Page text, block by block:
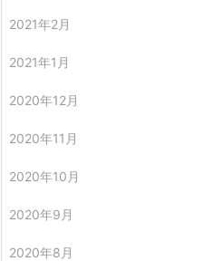
2021年2月
2021年1月
2020年12月
2020年11月
2020年10月
2020年9月
2020年8月